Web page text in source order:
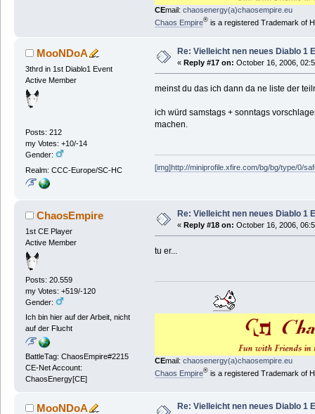
CEmail: chaosenergy(a)chaosempire.eu
Chaos Empire®is a registered Trademark of
MooNDoA
3thrd in 1st Diablo1 Event
Active Member
Posts: 212
my Votes: +10/-14
Gender:
Realm: CCC-Europe/SC-HC
Re: Vielleicht nen neues Diablo 1
« Reply #17 on: October 16, 2006,
meinst du das ich dann da ne liste der
ich würd samstags + sonntags
machen.
[img]http://miniprofile.xfire.com/bg/bg/type/0/
ChaosEmpire
1st CE Player
Active Member
Posts: 20.559
my Votes: +519/-120
Gender:
Ich bin hier auf der Arbeit, nicht
auf der Flucht
BattleTag: ChaosEmpire#2215
CE-Net Account:
ChaosEnergy[CE]
Re: Vielleicht nen neues Diablo 1
« Reply #18 on: October 16, 2006,
tu er...
CEmail: chaosenergy(a)chaosempire.eu
Chaos Empire®is a registered Trademark of
MooNDoA Re: Vielleicht nen neues Diablo 1